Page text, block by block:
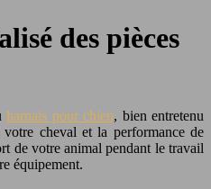
des pièces
harnais pour chien, bien entretenu
cheval et la performance de
de votre animal pendant le travail
équipement.